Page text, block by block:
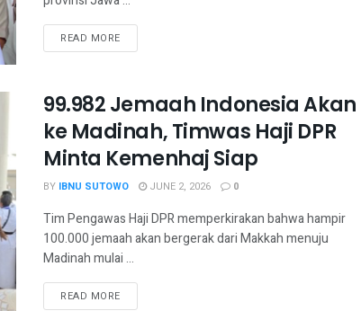
READ MORE
99.982 Jemaah Indonesia Akan
ke Madinah, Timwas Haji DPR
Minta Kemenhaj Siap
BY IBNU SUTOWO JUNE 2, 2026 0
Tim Pengawas Haji DPR memperkirakan bahwa hampir
100.000 jemaah akan bergerak dari Makkah menuju
Madinah mulai ...
READ MORE